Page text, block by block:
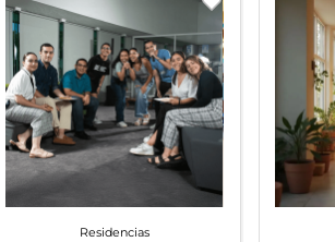
Residencias